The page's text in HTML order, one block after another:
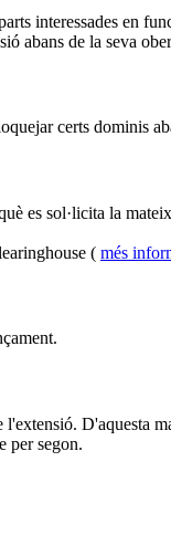
interessades en
abans de la seva
certs dominis
es sol·licita la
( més
D'aquesta
per segon.